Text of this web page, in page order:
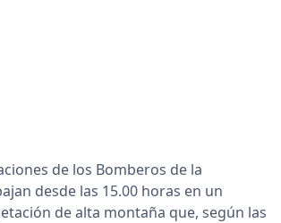
de los Bomberos de la
desde las 15.00 horas en un
de alta montaña que, según las